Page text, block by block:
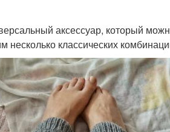
аксессуар, который
несколько классических